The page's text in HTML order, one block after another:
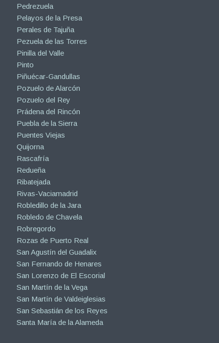
Pedrezuela
Pelayos de la Presa
Perales de Tajuña
Pezuela de las Torres
Pinilla del Valle
Pinto
Piñuécar-Gandullas
Pozuelo de Alarcón
Pozuelo del Rey
Prádena del Rincón
Puebla de la Sierra
Puentes Viejas
Quijorna
Rascafría
Redueña
Ribatejada
Rivas-Vaciamadrid
Robledillo de la Jara
Robledo de Chavela
Robregordo
Rozas de Puerto Real
San Agustín del Guadalix
San Fernando de Henares
San Lorenzo de El Escorial
San Martín de la Vega
San Martín de Valdeiglesias
San Sebastián de los Reyes
Santa María de la Alameda